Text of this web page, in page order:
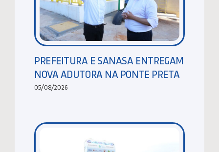
PREFEITURA E SANASA ENTREGAM
NOVA ADUTORA NA PONTE PRETA
05/08/2026